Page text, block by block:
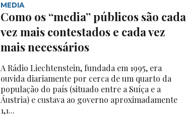
MEDIA
Como os “media” públicos são cada
vez mais contestados e cada vez
mais necessários
A Rádio Liechtenstein, fundada em 1995, era
ouvida diariamente por cerca de um quarto da
população do país (situado entre a Suíça e a
Áustria) e custava ao governo aproximadamente
1,1...